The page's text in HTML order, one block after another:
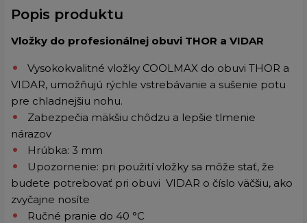
Popis produktu
Vložky do profesionálnej obuvi THOR a VIDAR
Vysokokvalitné vložky COOLMAX do obuvi THOR a
VIDAR, umožňujú rýchle vstrebávanie a sušenie potu
pre chladnejšiu nohu.
Zabezpečia mäkšiu chôdzu a lepšie tlmenie
nárazov
Hrúbka: 3 mm
Upozornenie: pri použití vložky sa môže stať, že
budete potrebovať pri obuvi VIDAR o číslo väčšiu, ako
zvyčajne nosíte
Ručné pranie do 40 °C